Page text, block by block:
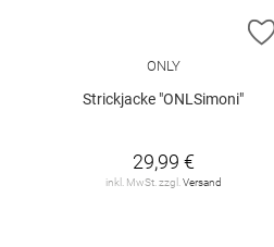
ONLY
Strickjacke "ONLSimoni"
29,99 €
inkl. MwSt. zzgl. Versand